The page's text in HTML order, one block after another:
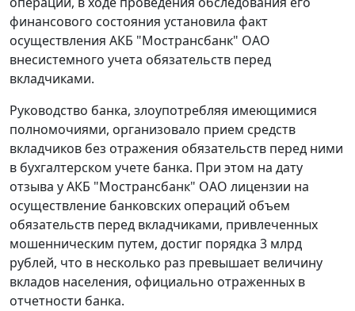
финансового состояния установила факт
осуществления АКБ "Мострансбанк" ОАО
внесистемного учета обязательств перед
вкладчиками.
Руководство банка, злоупотребляя имеющимися
полномочиями, организовало прием средств
вкладчиков без отражения обязательств перед ними
в бухгалтерском учете банка. При этом на дату
отзыва у АКБ "Мострансбанк" ОАО лицензии на
осуществление банковских операций объем
обязательств перед вкладчиками, привлеченных
мошенническим путем, достиг порядка 3 млрд
рублей, что в несколько раз превышает величину
вкладов населения, официально отраженных в
отчетности банка.